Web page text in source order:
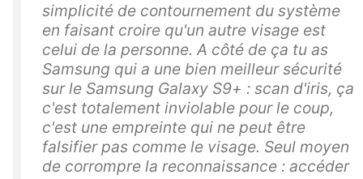
simplicité de contournement du système
en faisant croire qu'un autre visage est
celui de la personne. A côté de ça tu as
Samsung qui a une bien meilleur sécurité
sur le Samsung Galaxy S9+ : scan d'iris, ça
c'est totalement inviolable pour le coup,
c'est une empreinte qui ne peut être
falsifier pas comme le visage. Seul moyen
de corrompre la reconnaissance : accéder